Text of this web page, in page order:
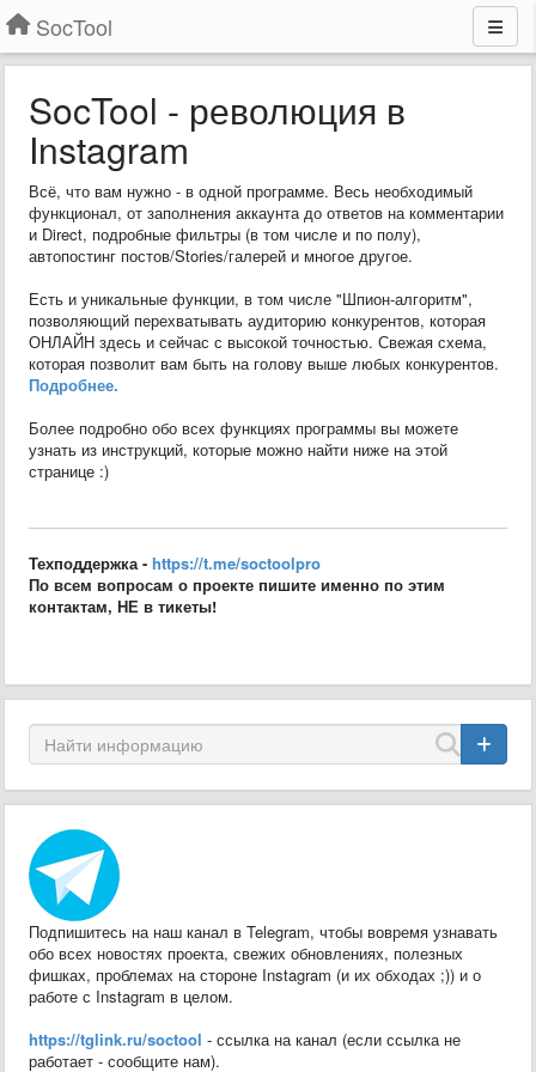
SocTool
SocTool - революция в
Instagram
Всё, что вам нужно - в одной программе. Весь необходимый
функционал, от заполнения аккаунта до ответов на комментарии
и Direct, подробные фильтры (в том числе и по полу),
автопостинг постов/Stories/галерей и многое другое.
Есть и уникальные функции, в том числе "Шпион-алгоритм",
позволяющий перехватывать аудиторию конкурентов, которая
ОНЛАЙН здесь и сейчас с высокой точностью. Свежая схема,
которая позволит вам быть на голову выше любых конкурентов.
Подробнее.
Более подробно обо всех функциях программы вы можете
узнать из инструкций, которые можно найти ниже на этой
странице :)
Техподдержка - https://t.me/soctoolpro
По всем вопросам о проекте пишите именно по этим
контактам, НЕ в тикеты!
Подпишитесь на наш канал в Telegram, чтобы вовремя узнавать
обо всех новостях проекта, свежих обновлениях, полезных
фишках, проблемах на стороне Instagram (и их обходах ;)) и о
работе с Instagram в целом.
https://tglink.ru/soctool - ссылка на канал (если ссылка не
работает - сообщите нам).